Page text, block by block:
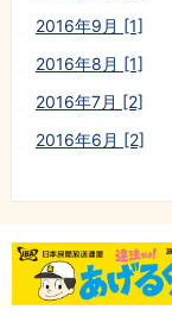
2016年9月 [1]
2016年8月 [1]
2016年7月 [2]
2016年6月 [2]